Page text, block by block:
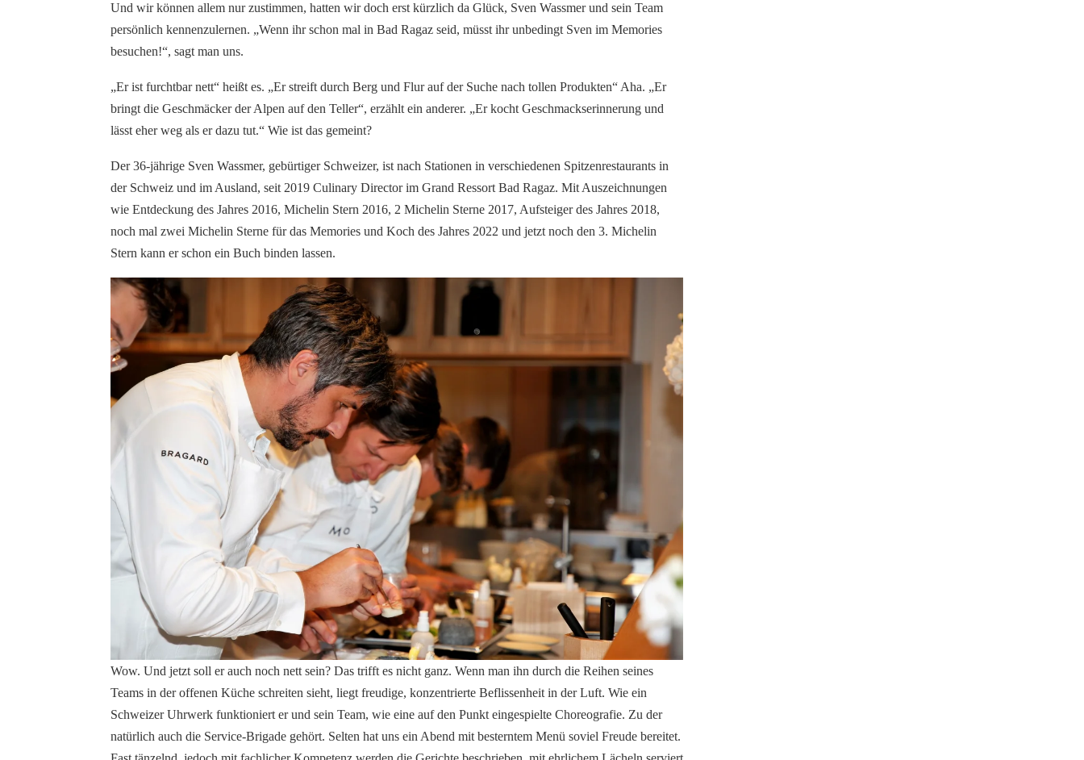
Und wir können allem nur zustimmen, hatten wir doch erst kürzlich da Glück, Sven Wassmerund sein Team
persönlich kennenzulernen. „Wenn ihr schon mal in Bad Ragaz seid, müsst ihr unbedingt Sven im Memories
besuchen!“, sagt man uns.
„Er ist furchtbar nett“ heißt es. „Er streift durch Berg und Flur auf der Suche nach tollen Produkten“ Aha. „Er
bringt die Geschmäcker der Alpen auf den Teller“, erzählt ein anderer. „Er kocht Geschmackserinnerung und
lässt eher weg als er dazu tut.“ Wie ist das gemeint?
Der 36-jährige Sven Wassmer, gebürtiger Schweizer, ist nach Stationen in verschiedenen Spitzenrestaurants in
der Schweiz und im Ausland, seit 2019 Culinary Director im Grand Ressort Bad Ragaz. Mit Auszeichnungen
wie Entdeckung des Jahres 2016, Michelin Stern 2016, 2 Michelin Sterne 2017, Aufsteiger des Jahres 2018,
noch mal zwei Michelin Sterne für das Memories und Koch des Jahres 2022 und jetzt noch den 3. Michelin
Stern kann er schon ein Buch binden lassen.
Wow. Und jetzt soll er auch noch nett sein? Das trifft es nicht ganz. Wenn man ihn durch die Reihen seines
Teams in der offenen Küche schreiten sieht, liegt freudige, konzentrierte Beflissenheit in der Luft. Wie ein
Schweizer Uhrwerk funktioniert er und sein Team, wie eine auf den Punkt eingespielte Choreografie. Zu der
natürlich auch die Service-Brigade gehört. Selten hat uns ein Abend mit besterntem Menü soviel Freude bereitet.